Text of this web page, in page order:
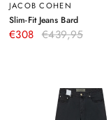
JACOB COHEN
Slim-Fit Jeans Bard–
Hellblau
€308 €439,95